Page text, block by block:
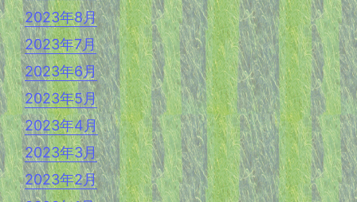
2023年8月
2023年7月
2023年6月
2023年5月
2023年4月
2023年3月
2023年2月